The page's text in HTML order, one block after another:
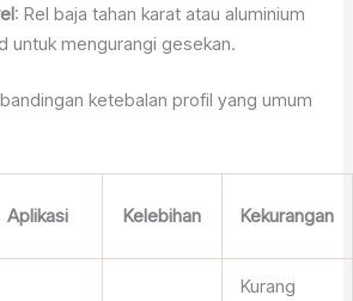
: Rel baja tahan karat atau aluminium
untuk mengurangi gesekan.
ketebalan profil yang umum
Aplikasi Kelebihan Kekurangan
Kurang